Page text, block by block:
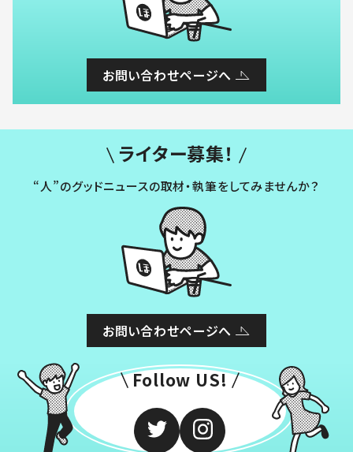
お問い合わせページへ
ライター募集！
“人”のグッドニュースの取材・執筆をしてみませんか？
お問い合わせページへ
Follow US!